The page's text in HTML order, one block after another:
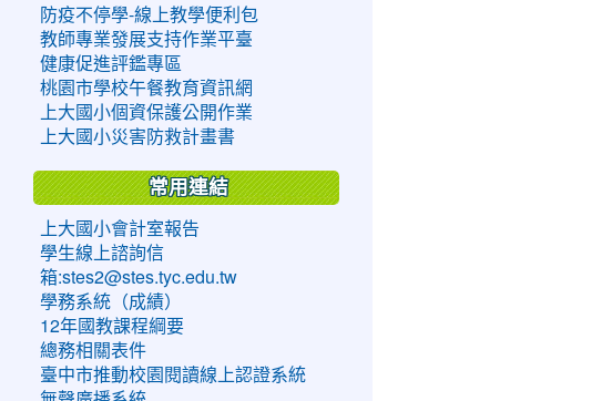
防疫不停學-線上教學便利包
教師專業發展支持作業平臺
健康促進評鑑專區
桃園市學校午餐教育資訊網
上大國小個資保護公開作業
上大國小災害防救計畫書
常用連結
上大國小會計室報告
學生線上諮詢信
箱:stes2@stes.tyc.edu.tw
學務系統（成績）
12年國教課程綱要
總務相關表件
臺中市推動校園閱讀線上認證系統